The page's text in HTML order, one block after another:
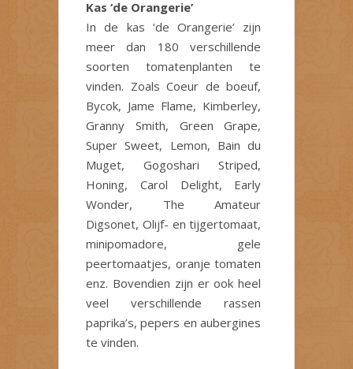
Kas ‘de Orangerie’
In de kas ‘de Orangerie’ zijn
meer dan 180 verschillende
soorten tomatenplanten te
vinden. Zoals Coeur de boeuf,
Bycok, Jame Flame, Kimberley,
Granny Smith, Green Grape,
Super Sweet, Lemon, Bain du
Muget, Gogoshari Striped,
Honing, Carol Delight, Early
Wonder, The Amateur
Digsonet, Olijf- en tijgertomaat,
minipomadore, gele
peertomaatjes, oranje tomaten
enz. Bovendien zijn er ook heel
veel verschillende rassen
paprika’s, pepers en aubergines
te vinden.